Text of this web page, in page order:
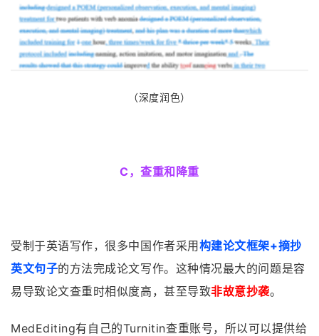
（深度润色）
C，查重和降重
受制于英语写作，很多中国作者采用构建论文框架+摘抄
英文句子的方法完成论文写作。这种情况最大的问题是容
易导致论文查重时相似度高，甚至导致非故意抄袭。
MedEditing有自己的Turnitin查重账号，所以可以提供给